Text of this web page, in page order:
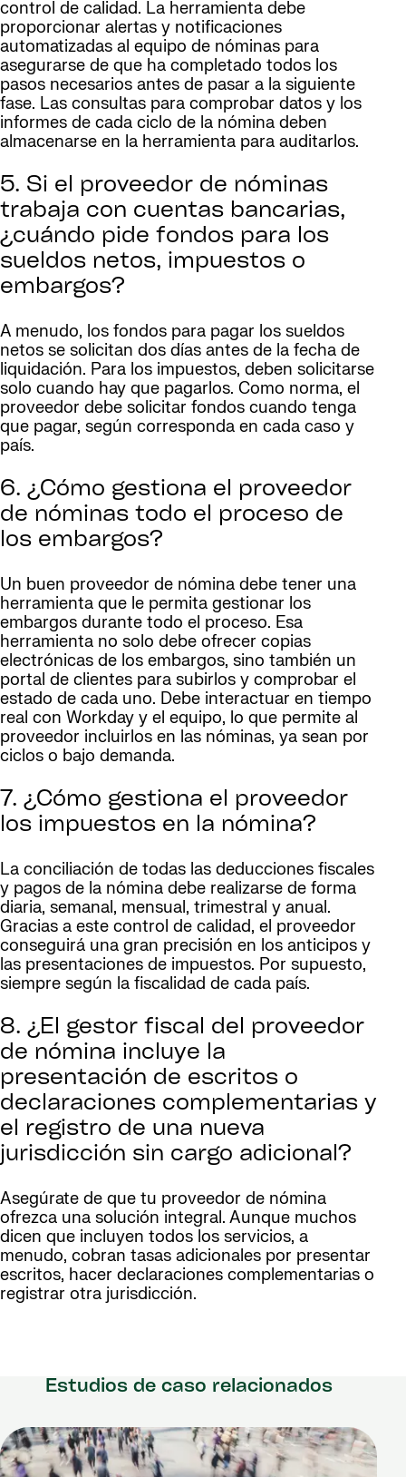
control de calidad. La herramienta debe
proporcionar alertas y notificaciones
automatizadas al equipo de nóminas para
asegurarse de que ha completado todos los
pasos necesarios antes de pasar a la siguiente
fase. Las consultas para comprobar datos y los
informes de cada ciclo de la nómina deben
almacenarse en la herramienta para auditarlos.
5. Si el proveedor de nóminas
trabaja con cuentas bancarias,
¿cuándo pide fondos para los
sueldos netos, impuestos o
embargos?
A menudo, los fondos para pagar los sueldos
netos se solicitan dos días antes de la fecha de
liquidación. Para los impuestos, deben solicitarse
solo cuando hay que pagarlos. Como norma, el
proveedor debe solicitar fondos cuando tenga
que pagar, según corresponda en cada caso y
país.
6. ¿Cómo gestiona el proveedor
de nóminas todo el proceso de
los embargos?
Un buen proveedor de nómina debe tener una
herramienta que le permita gestionar los
embargos durante todo el proceso. Esa
herramienta no solo debe ofrecer copias
electrónicas de los embargos, sino también un
portal de clientes para subirlos y comprobar el
estado de cada uno. Debe interactuar en tiempo
real con Workday y el equipo, lo que permite al
proveedor incluirlos en las nóminas, ya sean por
ciclos o bajo demanda.
7. ¿Cómo gestiona el proveedor
los impuestos en la nómina?
La conciliación de todas las deducciones fiscales
y pagos de la nómina debe realizarse de forma
diaria, semanal, mensual, trimestral y anual.
Gracias a este control de calidad, el proveedor
conseguirá una gran precisión en los anticipos y
las presentaciones de impuestos. Por supuesto,
siempre según la fiscalidad de cada país.
8. ¿El gestor fiscal del proveedor
de nómina incluye la
presentación de escritos o
declaraciones complementarias y
el registro de una nueva
jurisdicción sin cargo adicional?
Asegúrate de que tu proveedor de nómina
ofrezca una solución integral. Aunque muchos
dicen que incluyen todos los servicios, a
menudo, cobran tasas adicionales por presentar
escritos, hacer declaraciones complementarias o
registrar otra jurisdicción.
Estudios de caso relacionados